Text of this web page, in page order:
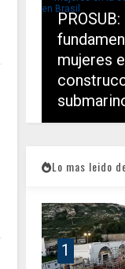
mujeres
Lo mas leido
1